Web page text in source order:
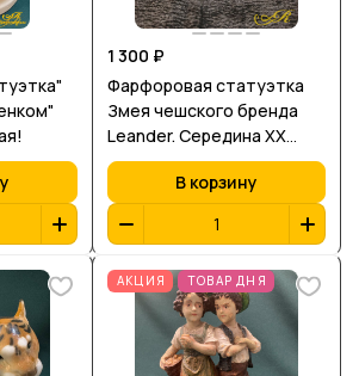
1 300 ₽
Фарфоровая статуэтка
Змея чешского бренда
Leander. Середина XX
века( Mid-Centur Modern)
В корзину
АКЦИЯ ТОВАР ДНЯ